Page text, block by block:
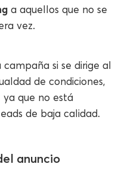
a aquellos que no se
vez.
campaña si se dirige al
de condiciones,
ya que no está
de baja calidad.
anuncio